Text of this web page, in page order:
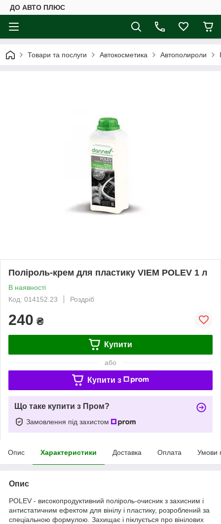
ДО АВТО ПЛЮС
Товари та послуги Автокосметика Автополироли
Поліроль-крем для пластику VIEM POLEV 1 л
В наявності
Код: 014152.23
Роздріб
240 ₴
Купити
або
Купити з
Що таке купити з Пром?
Замовлення під захистом
Опис Характеристики Доставка Оплата Умови
Опис
POLEV - високопродуктивний поліроль-очисник з захисним і
антистатичним ефектом для вінілу і пластику, розроблений за
спеціальною формулою. Захищає і піклується про вінілових